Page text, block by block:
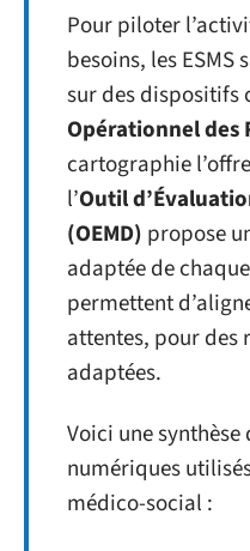
Pour piloter
besoins, les ESMS
sur des dispositifs
Opérationnel des
cartographie
l’Outil
(OEMD) propose
adaptée de
permettent
attentes, pour des
adaptées.
Voici une
numériques
médico-social :